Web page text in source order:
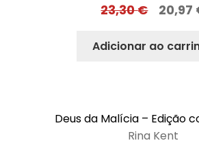
23,30€ 20,97
Adicionar ao
Deus da Malícia – Edição
Rina Kent